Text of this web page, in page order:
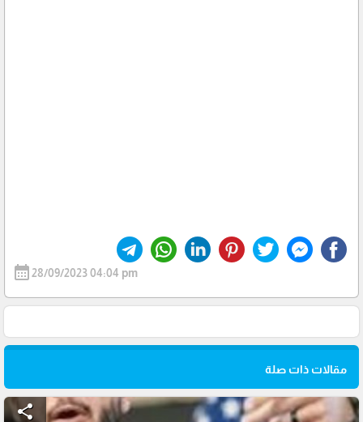
calendar_month28/09/2023 04:04 pm
مقالات ذات صلة
share